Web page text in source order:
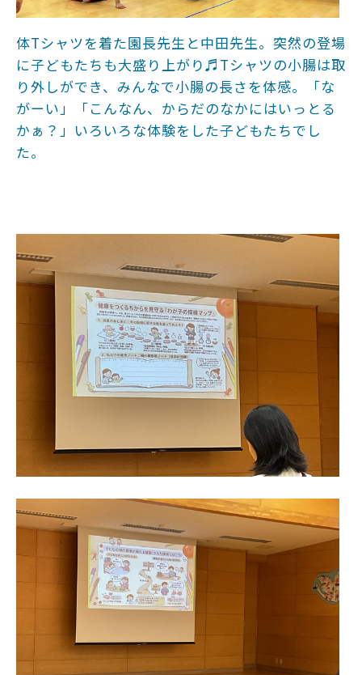
体Tシャツを着た園長先生と中田先生。突然の登場
に子どもたちも大盛り上がり♬Tシャツの小腸は取
り外しができ、みんなで小腸の長さを体感。「な
がーい」「こんなん、からだのなかにはいっとる
かぁ？」いろいろな体験をした子どもたちでし
た。